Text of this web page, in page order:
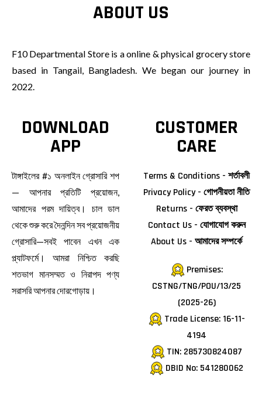
ABOUT US
F10 Departmental Store is a online & physical grocery store
based in Tangail, Bangladesh. We began our journey in
2022.
DOWNLOAD
APP
টাঙ্গাইলের #১ অনলাইন গ্রোসারি শপ
— আপনার প্রতিটি প্রয়োজন,
আমাদের পরম দায়িত্ব। চাল ডাল
থেকে শুরু করে দৈনন্দিন সব প্রয়োজনীয়
গ্রোসারি—সবই পাবেন এখন এক
প্ল্যাটফর্মে। আমরা নিশ্চিত করছি
শতভাগ মানসম্মত ও নিরাপদ পণ্য
সরাসরি আপনার দোরগোড়ায়।
CUSTOMER
CARE
Terms & Conditions - শর্তাবলী
Privacy Policy - গোপনীয়তা নীতি
Returns - ফেরত ব্যবস্থা
Contact Us - যোগাযোগ করুন
About Us - আমাদের সম্পর্কে
Premises:
CSTNG/TNG/POU/13/25
(2025-26)
Trade License: 16-11-
4194
TIN: 285730824087
DBID No: 541280062